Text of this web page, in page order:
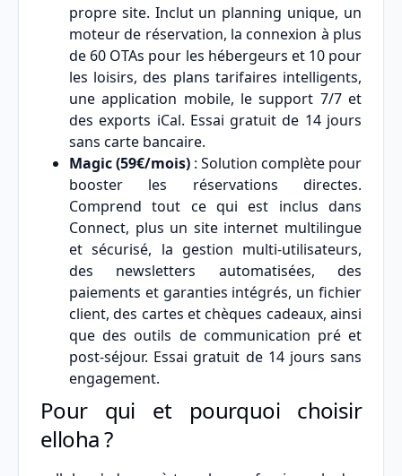
propre site. Inclut un planning unique, un
moteur de réservation, la connexion à plus
de 60 OTAs pour les hébergeurs et 10 pour
les loisirs, des plans tarifaires intelligents,
une application mobile, le support 7/7 et
des exports iCal. Essai gratuit de 14 jours
sans carte bancaire.
Magic (59€/mois) : Solution complète pour
booster les réservations directes.
Comprend tout ce qui est inclus dans
Connect, plus un site internet multilingue
et sécurisé, la gestion multi-utilisateurs,
des newsletters automatisées, des
paiements et garanties intégrés, un fichier
client, des cartes et chèques cadeaux, ainsi
que des outils de communication pré et
post-séjour. Essai gratuit de 14 jours sans
engagement.
Pour qui et pourquoi choisir
elloha ?